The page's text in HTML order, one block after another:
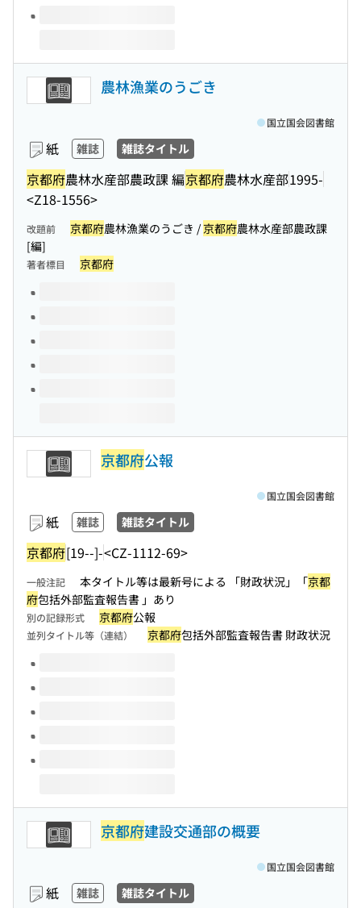
農林漁業のうごき
紙 雑誌 雑誌タイトル
京都府農林水産部農政課 編京都府農林水産部1995-
<Z18-1556>
国立国会図書館
改題前 京都府農林漁業のうごき /京都府農林水産部農政課
[編]
著者標目 京都府
このタイトルの巻号
京都府公報
紙 雑誌 雑誌タイトル
京都府[19--]-<CZ-1112-69>
国立国会図書館
一般注記 本タイトル等は最新号による 「財政状況」「京都
府包括外部監査報告書 」あり
別の記録形式 京都府公報
並列タイトル等（連結） 京都府包括外部監査報告書 財政状況
このタイトルの巻号
京都府建設交通部の概要
紙 雑誌 雑誌タイトル
国立国会図書館